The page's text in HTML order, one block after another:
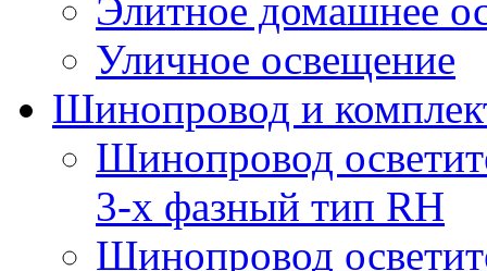
Элитное домашнее
Уличное освещение
Шинопровод и
Шинопровод
3-х фазный тип RH
Шинопровод